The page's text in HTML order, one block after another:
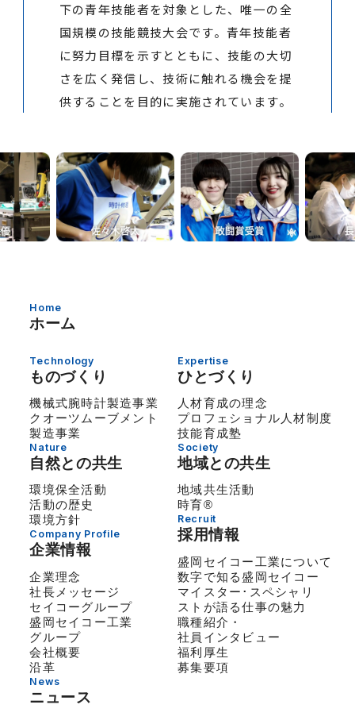
下の青年技能者を対象とした、唯一の全
国規模の技能競技大会です。青年技能者
に努力目標を示すとともに、技能の大切
さを広く発信し、技術に触れる機会を提
供することを目的に実施されています。
Home
ホーム
Technology
ものづくり
機械式腕時計製造事業
クオーツムーブメント
製造事業
Nature
自然との共生
環境保全活動
活動の歴史
環境方針
Company Profile
企業情報
企業理念
社長メッセージ
セイコーグループ
盛岡セイコー工業
グループ
会社概要
沿革
News
ニュース
Expertise
ひとづくり
人材育成の理念
プロフェショナル人材制度
技能育成塾
Society
地域との共生
地域共生活動
時育®
Recruit
採用情報
盛岡セイコー工業について
数字で知る盛岡セイコー
マイスター･スペシャリ
ストが語る仕事の魅力
職種紹介・
社員インタビュー
福利厚生
募集要項